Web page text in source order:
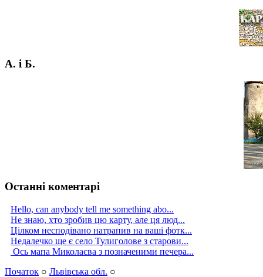
А. і Б.
Останні коментарі
Hello, can anybody tell me something abo...
Не знаю, хто зробив цю карту, але ця люд...
Цілком несподівано натрапив на ваші фотк...
Недалечко ще є село Тулиголове з старови...
Ось мапа Миколаєва з позначеними печера...
Початок ○ Львівська обл. ○